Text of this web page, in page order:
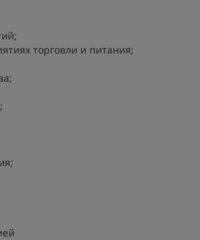
торговли и питания;